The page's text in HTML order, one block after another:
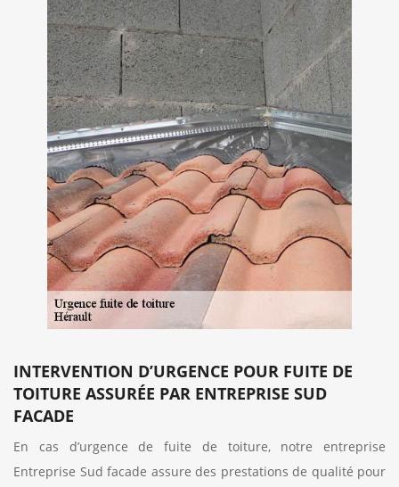
INTERVENTION D’URGENCE POUR FUITE DE
TOITURE ASSURÉE PAR ENTREPRISE SUD
FACADE
En cas d’urgence de fuite de toiture, notre entreprise
Entreprise Sud facade assure des prestations de qualité pour